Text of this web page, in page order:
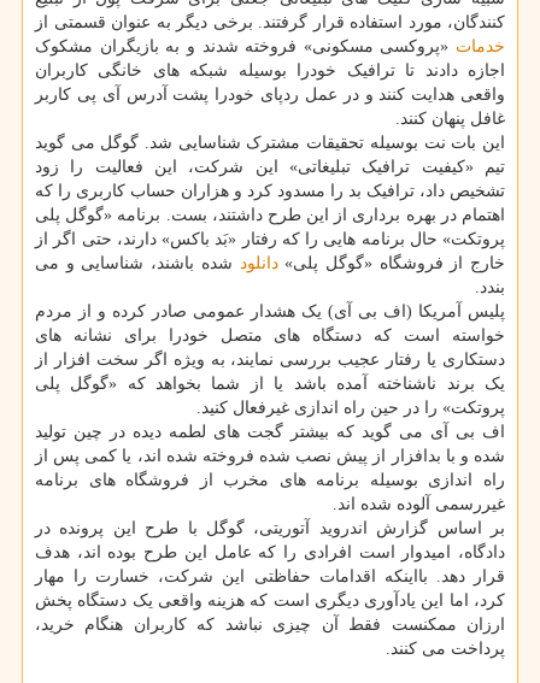
کنندگان، مورد استفاده قرار گرفتند. برخی دیگر به عنوان قسمتی از
خدمات «پروکسی مسکونی» فروخته شدند و به بازیگران مشکوک
اجازه دادند تا ترافیک خودرا بوسیله شبکه های خانگی کاربران
واقعی هدایت کنند و در عمل ردپای خودرا پشت آدرس آی پی کاربر
غافل پنهان کنند.
این بات نت بوسیله تحقیقات مشترک شناسایی شد. گوگل می گوید
تیم «کیفیت ترافیک تبلیغاتی» این شرکت، این فعالیت را زود
تشخیص داد، ترافیک بد را مسدود کرد و هزاران حساب کاربری را که
اهتمام در بهره برداری از این طرح داشتند، بست. برنامه «گوگل پلی
پروتکت» حال برنامه هایی را که رفتار «بَد باکس» دارند، حتی اگر از
خارج از فروشگاه «گوگل پلی»دانلود شده باشند، شناسایی و می
بندد.
پلیس آمریکا (اف بی آی) یک هشدار عمومی صادر کرده و از مردم
خواسته است که دستگاه های متصل خودرا برای نشانه های
دستکاری یا رفتار عجیب بررسی نمایند، به ویژه اگر سخت افزار از
یک برند ناشناخته آمده باشد یا از شما بخواهد که «گوگل پلی
پروتکت» را در حین راه اندازی غیرفعال کنید.
اف بی آی می گوید که بیشتر گجت های لطمه دیده در چین تولید
شده و با بدافزار از پیش نصب شده فروخته شده اند، یا کمی پس از
راه اندازی بوسیله برنامه های مخرب از فروشگاه های برنامه
غیررسمی آلوده شده اند.
بر اساس گزارش اندروید آتوریتی، گوگل با طرح این پرونده در
دادگاه، امیدوار است افرادی را که عامل این طرح بوده اند، هدف
قرار دهد. بااینکه اقدامات حفاظتی این شرکت، خسارت را مهار
کرد، اما این یادآوری دیگری است که هزینه واقعی یک دستگاه پخش
ارزان ممکنست فقط آن چیزی نباشد که کاربران هنگام خرید،
پرداخت می کنند.